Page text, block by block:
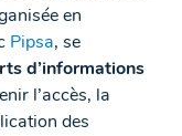
en
Pipsa, se
d’informations
l’accès, la
des